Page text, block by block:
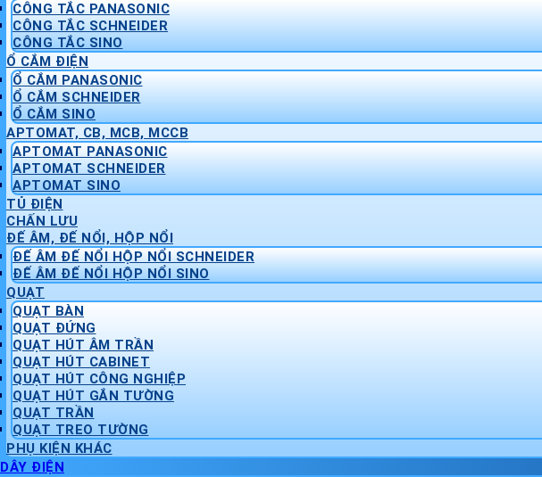
CÔNG TẮC PANASONIC
CÔNG TẮC SCHNEIDER
CÔNG TẮC SINO
Ổ CẮM ĐIỆN
Ổ CẮM PANASONIC
Ổ CẮM SCHNEIDER
Ổ CẮM SINO
APTOMAT, CB, MCB, MCCB
APTOMAT PANASONIC
APTOMAT SCHNEIDER
APTOMAT SINO
TỦ ĐIỆN
CHẤN LƯU
ĐẾ ÂM, ĐẾ NỔI, HỘP NỔI
ĐẾ ÂM ĐẾ NỔI HỘP NỔI SCHNEIDER
ĐẾ ÂM ĐẾ NỔI HỘP NỔI SINO
QUẠT
QUẠT BÀN
QUẠT ĐỨNG
QUẠT HÚT ÂM TRẦN
QUẠT HÚT CABINET
QUẠT HÚT CÔNG NGHIỆP
QUẠT HÚT GẮN TƯỜNG
QUẠT TRẦN
QUẠT TREO TƯỜNG
PHỤ KIỆN KHÁC
DÂY ĐIỆN